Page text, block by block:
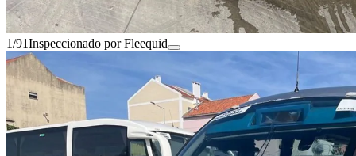
1/91Inspeccionado por Fleequid